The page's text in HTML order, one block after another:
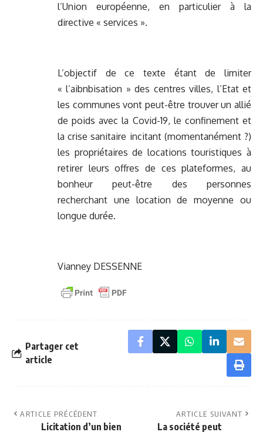
l’Union européenne, en particulier à la
directive « services ».
L’objectif de ce texte étant de limiter
« l’aibnbisation » des centres villes, l’Etat et
les communes vont peut-être trouver un allié
de poids avec la Covid-19, le confinement et
la crise sanitaire incitant (momentanément ?)
les propriétaires de locations touristiques à
retirer leurs offres de ces plateformes, au
bonheur peut-être des personnes
recherchant une location de moyenne ou
longue durée.
Vianney DESSENNE
Partager cet
article
ARTICLE PRÉCÉDENT
Licitation d’un bien
ARTICLE SUIVANT
La société peut